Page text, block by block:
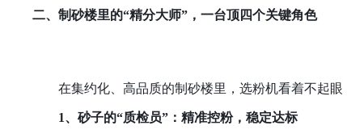
二、制砂楼里的“精分大师”，一台顶四个关键角色
在集约化、高品质的制砂楼里，选粉机看着不起
1、砂子的“质检员”：精准控粉，稳定达标